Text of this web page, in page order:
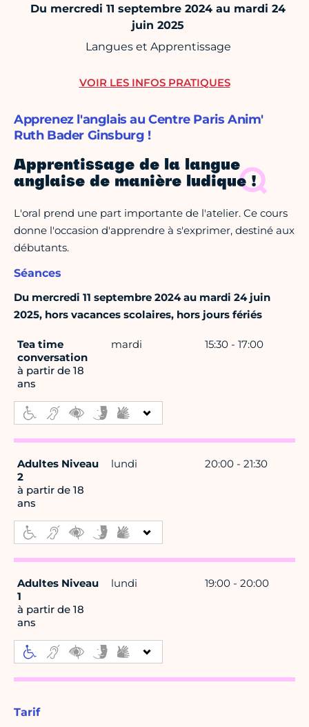
Du mercredi 11 septembre 2024 au mardi 24
juin 2025
Langues et Apprentissage
Apprenez l'anglais au Centre Paris Anim'
Ruth Bader Ginsburg !
Apprentissage de la langue
anglaise de manière ludique !
L'oral prend une part importante de l'atelier. Ce cours
donne l'occasion d'apprendre à s'exprimer, destiné aux
débutants.
Séances
Du mercredi 11 septembre 2024 au mardi 24 juin
2025, hors vacances scolaires, hors jours fériés
Tea time
conversation
à partir de 18
ans
mardi 15:30 - 17:00
Adultes Niveau
2
à partir de 18
ans
lundi 20:00 - 21:30
Adultes Niveau
1
à partir de 18
ans
lundi 19:00 - 20:00
Tarif
VOIR LES INFOS PRATIQUES